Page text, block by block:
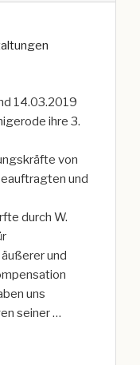
14.03.2019
ihre 3.
von
und
durch W.
und
uns
seiner …